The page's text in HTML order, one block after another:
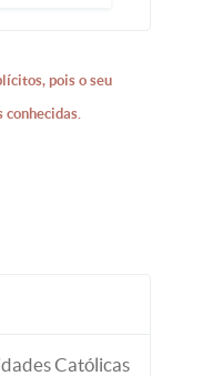
pois o seu
conhecidas.
Católicas